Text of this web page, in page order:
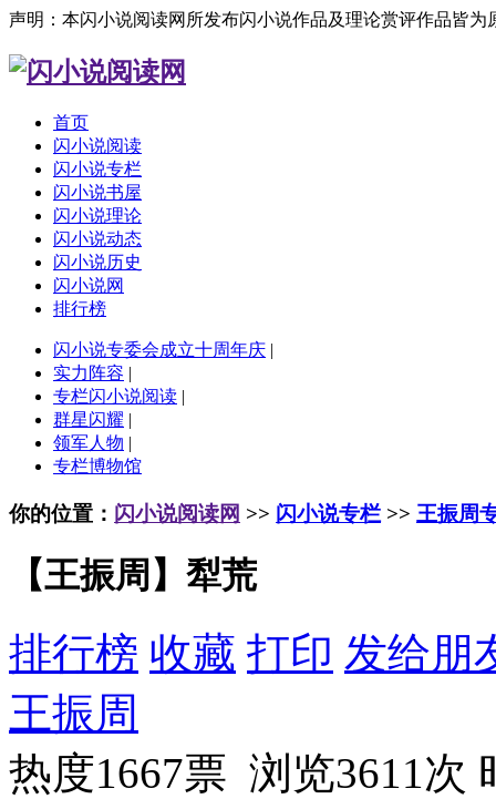
声明：本闪小说阅读网所发布闪小说作品及理论赏评作品皆
首页
闪小说阅读
闪小说专栏
闪小说书屋
闪小说理论
闪小说动态
闪小说历史
闪小说网
排行榜
闪小说专委会成立十周年庆 |
实力阵容 |
专栏闪小说阅读 |
群星闪耀 |
领军人物 |
专栏博物馆
你的位置： 闪小说阅读网 >> 闪小说专栏 >> 王振周
【王振周】犁荒
排行榜 收藏 打印 发给朋
王振周
热度1667票 浏览3611次